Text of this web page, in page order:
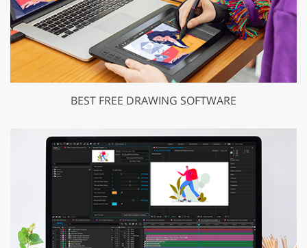
BEST FREE DRAWING SOFTWARE